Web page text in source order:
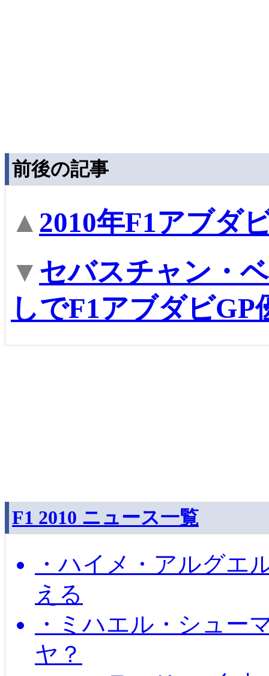
前後の記事
▲ 2010年F1アブダ
▼ セバスチャン・
しでF1アブダビGP
F1 2010 ニュース一覧
・ハイメ・アルグエ
える
・ミハエル・シュー
ヤ？